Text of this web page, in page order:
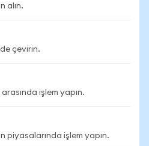
alın.
çevirin.
işlem yapın.
piyasalarında işlem yapın.